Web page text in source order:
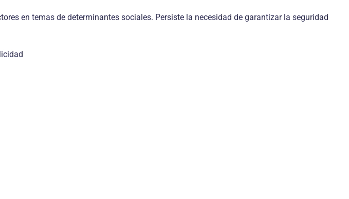
en temas de determinantes sociales. Persiste la necesidad de garantizar la seguridad